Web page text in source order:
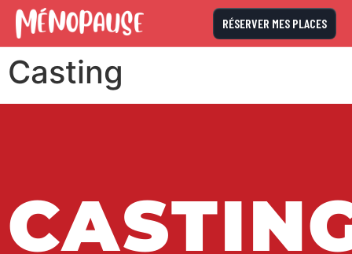
RÉSERVER MES PLACES
Casting